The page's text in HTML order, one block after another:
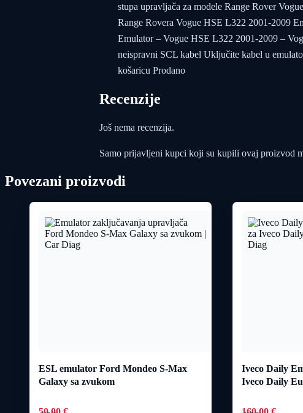
stupa upravljača za modele Range Rover
Range Rovera Vogue HSE L322 2001-2009
Emulator – Vogue HSE L322 2001-2009 –
neispravni SCL kabel Uključite kabel u
košaricu Prodano
Recenzije
Još nema recenzija.
Samo prijavljeni kupci koji su kupili ovaj proizvod
Povezani proizvodi
ESL emulator Ford Mondeo S-Max
Galaxy sa zvukom
Iveco Daily
Iveco Daily